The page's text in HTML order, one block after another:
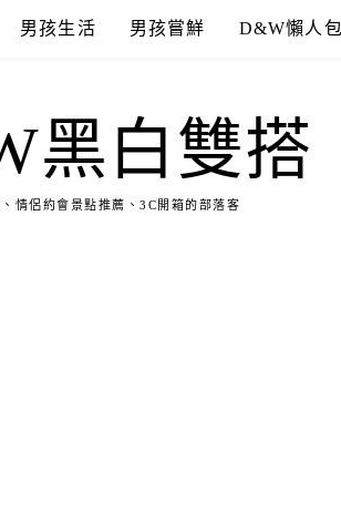
男孩生活 男孩嘗鮮 D&W懶人
黑白雙搭
情侶約會景點推薦、3C開箱的部落客